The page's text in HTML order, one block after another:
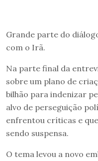
Grande parte do
com o Irã.
Na parte final da
sobre um plano de
bilhão para indenizar
alvo de perseguição
enfrentou críticas e
sendo suspensa.
O tema levou a novo